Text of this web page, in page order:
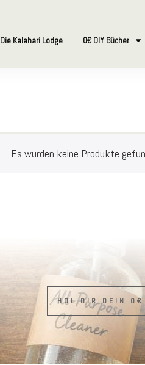
Die Kalahari Lodge 0€ DIY Bücher
Es wurden keine Produkte
HOL DIR DEIN 0€